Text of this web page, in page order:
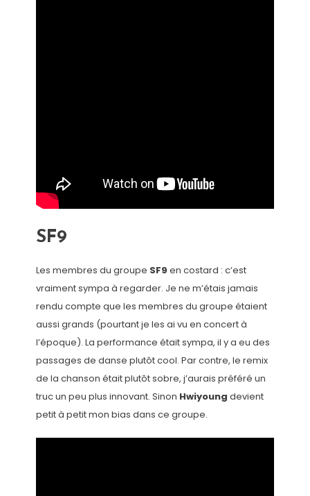
SF9
Les membres du groupe SF9 en costard : c’est
vraiment sympa à regarder. Je ne m’étais jamais
rendu compte que les membres du groupe étaient
aussi grands (pourtant je les ai vu en concert à
l’époque). La performance était sympa, il y a eu des
passages de danse plutôt cool. Par contre, le remix
de la chanson était plutôt sobre, j’aurais préféré un
truc un peu plus innovant. Sinon Hwiyoung devient
petit à petit mon bias dans ce groupe.